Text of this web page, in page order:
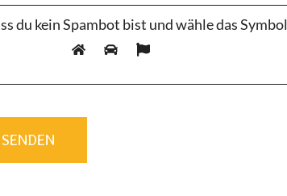
du kein Spambot bist und wähle das Symbol